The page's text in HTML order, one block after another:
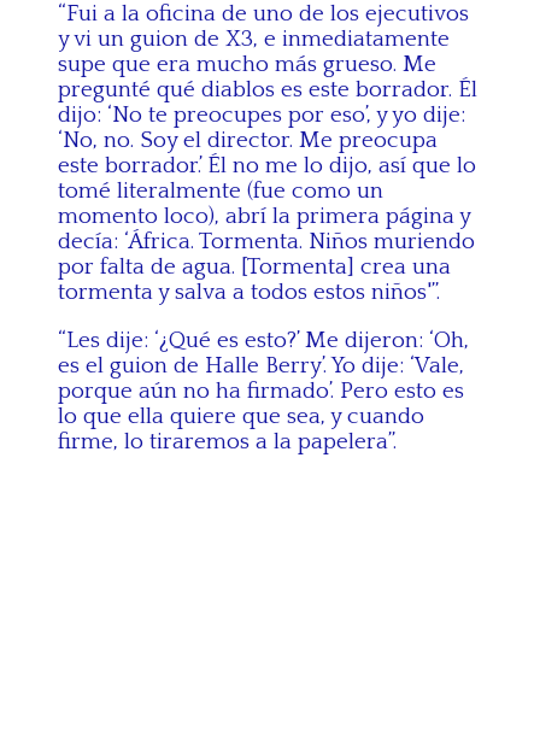
“Fui a la oficina de uno de los ejecutivos
y vi un guion de X3, e inmediatamente
supe que era mucho más grueso. Me
pregunté qué diablos es este borrador. Él
dijo: ‘No te preocupes por eso’, y yo dije:
‘No, no. Soy el director. Me preocupa
este borrador.’ Él no me lo dijo, así que lo
tomé literalmente (fue como un
momento loco), abrí la primera página y
decía: ‘África. Tormenta. Niños muriendo
por falta de agua. [Tormenta] crea una
tormenta y salva a todos estos niños'”.
“Les dije: ‘¿Qué es esto?’ Me dijeron: ‘Oh,
es el guion de Halle Berry’. Yo dije: ‘Vale,
porque aún no ha firmado’. Pero esto es
lo que ella quiere que sea, y cuando
firme, lo tiraremos a la papelera”.